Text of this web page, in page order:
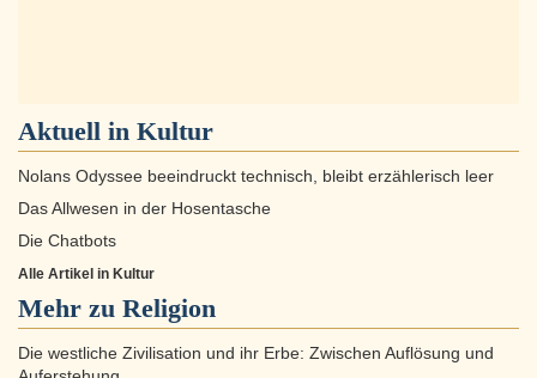
Aktuell in Kultur
Nolans Odyssee beeindruckt technisch, bleibt erzählerisch leer
Das Allwesen in der Hosentasche
Die Chatbots
Alle Artikel in Kultur
Mehr zu Religion
Die westliche Zivilisation und ihr Erbe: Zwischen Auflösung und